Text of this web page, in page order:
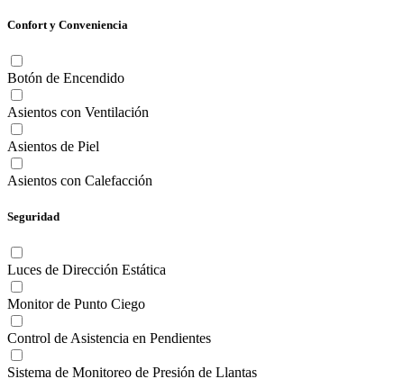
Confort y Conveniencia
Botón de Encendido
Asientos con Ventilación
Asientos de Piel
Asientos con Calefacción
Seguridad
Luces de Dirección Estática
Monitor de Punto Ciego
Control de Asistencia en Pendientes
Sistema de Monitoreo de Presión de Llantas